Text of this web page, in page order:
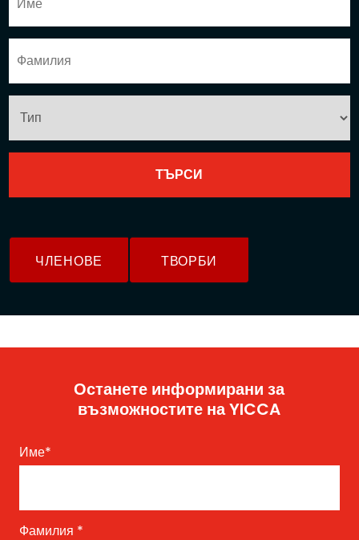
ЧЛЕНОВЕ ТВОРБИ
Останете информирани за
възможностите на YICCA
Име*
Фамилия *